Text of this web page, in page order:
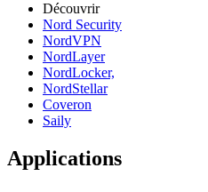
Découvrir
Nord Security
NordVPN
NordLayer
NordLocker,
NordStellar
Coveron
Saily
Applications